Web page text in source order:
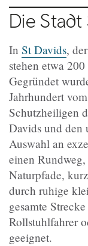
Die Stadt
In St Davids,
stehen etwa
Gegründet
Jahrhundert
Schutzheiligen
Davids und den
Auswahl an
einen
Naturpfade,
durch ruhige
gesamte
Rollstuhlfahrer
geeignet.